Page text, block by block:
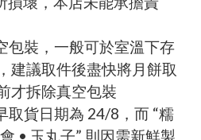
包裝，一般可於室溫下存
建議取件後盡快將月餅取
才拆除真空包裝
取貨日期為 24/8，而 “糯
• 玉丸子” 則因需新鮮製